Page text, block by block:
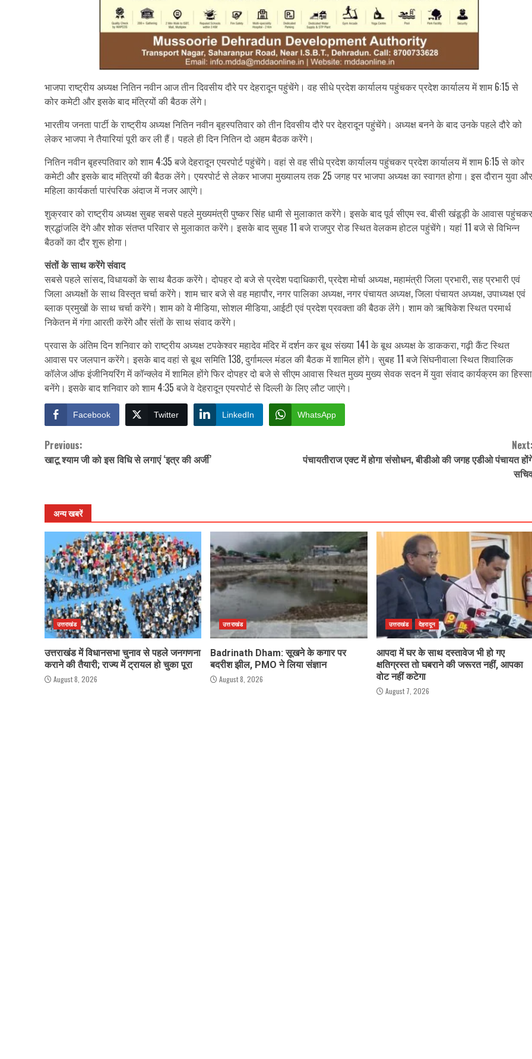
भाजपा राष्ट्रीय अध्यक्ष नितिन नवीन आज तीन दिवसीय दौरे पर देहरादून पहुंचेंगे। वह सीधे प्रदेश कार्यालय पहुंचकर प्रदेश कार्यालय में शाम 6:15 से
कोर कमेटी और इसके बाद मंत्रियों की बैठक लेंगे।
भारतीय जनता पार्टी के राष्ट्रीय अध्यक्ष नितिन नवीन बृहस्पतिवार को तीन दिवसीय दौरे पर देहरादून पहुंचेंगे। अध्यक्ष बनने के बाद उनके पहले दौरे को
लेकर भाजपा ने तैयारियां पूरी कर ली हैं। पहले ही दिन नितिन दो अहम बैठक करेंगे।
नितिन नवीन बृहस्पतिवार को शाम 4:35 बजे देहरादून एयरपोर्ट पहुंचेंगे। वहां से वह सीधे प्रदेश कार्यालय पहुंचकर प्रदेश कार्यालय में शाम 6:15 से कोर
कमेटी और इसके बाद मंत्रियों की बैठक लेंगे। एयरपोर्ट से लेकर भाजपा मुख्यालय तक 25 जगह पर भाजपा अध्यक्ष का स्वागत होगा। इस दौरान युवा और
महिला कार्यकर्ता पारंपरिक अंदाज में नजर आएंगे।
शुक्रवार को राष्ट्रीय अध्यक्ष सुबह सबसे पहले मुख्यमंत्री पुष्कर सिंह धामी से मुलाकात करेंगे। इसके बाद पूर्व सीएम स्व. बीसी खंडूड़ी के आवास पहुंचकर
श्रद्धांजलि देंगे और शोक संतप्त परिवार से मुलाकात करेंगे। इसके बाद सुबह 11 बजे राजपुर रोड स्थित वेलकम होटल पहुंचेंगे। यहां 11 बजे से विभिन्न
बैठकों का दौर शुरू होगा।
संतों के साथ करेंगे संवाद
सबसे पहले सांसद, विधायकों के साथ बैठक करेंगे। दोपहर दो बजे से प्रदेश पदाधिकारी, प्रदेश मोर्चा अध्यक्ष, महामंत्री जिला प्रभारी, सह प्रभारी एवं
जिला अध्यक्षों के साथ विस्तृत चर्चा करेंगे। शाम चार बजे से वह महापौर, नगर पालिका अध्यक्ष, नगर पंचायत अध्यक्ष, जिला पंचायत अध्यक्ष, उपाध्यक्ष एवं
ब्लाक प्रमुखों के साथ चर्चा करेंगे। शाम को वे मीडिया, सोशल मीडिया, आईटी एवं प्रदेश प्रवक्ता की बैठक लेंगे। शाम को ऋषिकेश स्थित परमार्थ
निकेतन में गंगा आरती करेंगे और संतों के साथ संवाद करेंगे।
प्रवास के अंतिम दिन शनिवार को राष्ट्रीय अध्यक्ष टपकेश्वर महादेव मंदिर में दर्शन कर बूथ संख्या 141 के बूथ अध्यक्ष के डाककरा, गढ़ी कैंट स्थित
आवास पर जलपान करेंगे। इसके बाद वहां से बूथ समिति 138, दुर्गामल्ल मंडल की बैठक में शामिल होंगे। सुबह 11 बजे सिंघनीवाला स्थित शिवालिक
कॉलेज ऑफ इंजीनियरिंग में कॉन्क्लेव में शामिल होंगे फिर दोपहर दो बजे से सीएम आवास स्थित मुख्य मुख्य सेवक सदन में युवा संवाद कार्यक्रम का हिस्सा
बनेंगे। इसके बाद शनिवार को शाम 4:35 बजे वे देहरादून एयरपोर्ट से दिल्ली के लिए लौट जाएंगे।
Facebook Twitter LinkedIn WhatsApp
Continue
Reading
Previous:
खाटू श्याम जी को इस विधि से लगाएं ‘इत्र की अर्जी’
पंचायतीराज एक्ट में होगा संसोधन, बीडीओ की जगह एडीओ पंचायत
अन्य खबरें
उत्तराखंड
उत्तराखंड में विधानसभा चुनाव से पहले जनगणना
कराने की तैयारी; राज्य में ट्रायल हो चुका पूरा
August 8, 2026
उत्तराखंड
Badrinath Dham: सूखने के कगार पर
बदरीश झील, PMO ने लिया संज्ञान
August 8, 2026
उत्तराखंड देहरादून
आपदा में घर के साथ दस्तावेज भी हो गए
क्षतिग्रस्त तो घबराने की जरूरत नहीं, आपका
वोट नहीं कटेगा
August 7, 2026